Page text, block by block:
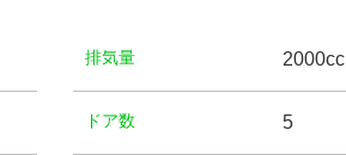
排気量 2000cc
ドア数 5